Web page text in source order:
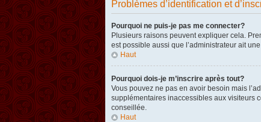
Problèmes d’identification et
Pourquoi ne puis-je pas me connecter?
Plusieurs raisons peuvent expliquer cela.
est possible aussi que l’administrateur ait
Haut
Pourquoi dois-je m’inscrire après tout?
Vous pouvez ne pas en avoir besoin mais
supplémentaires inaccessibles aux visiteurs
conseillée.
Haut